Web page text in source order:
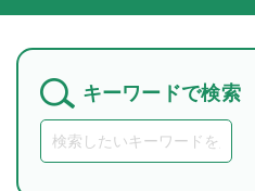
キーワードで検索